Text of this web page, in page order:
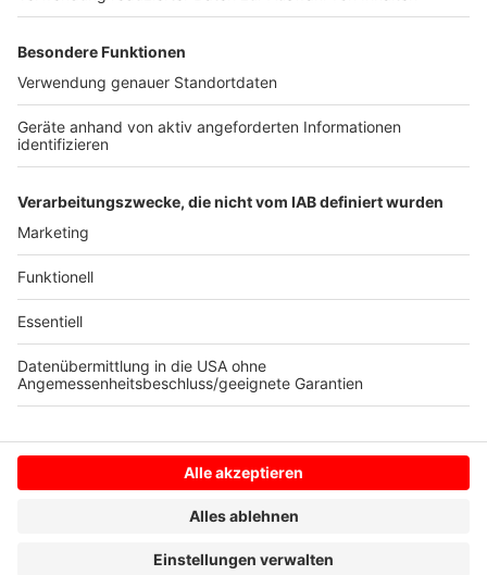
einem günstigen Moment überwältigt und entwaffnet
werden.
Biesenbach sagte in der Landtags-Sitzung am Freitag,
er unterstütze die Bemühungen, den Umgang mit
psychisch kranken Gefangenen zu verbessern. «Das
sind tickende Explosionsrisiken, die wir alle kennen. Es
Anzeige